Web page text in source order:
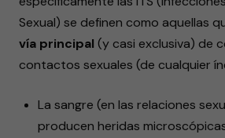
Sexual) se definen como aquellas
vía principal (y casi exclusiva) de
contactos sexuales (de cualquier
La sangre (en las relaciones
producen heridas